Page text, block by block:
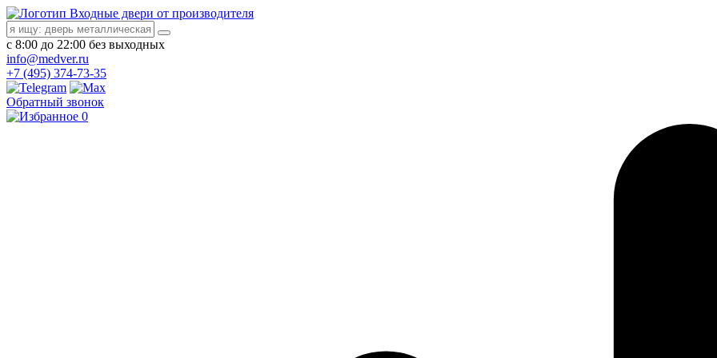
Входные двери от производителя
с 8:00 до 22:00 без выходных
info@medver.ru
+7 (495) 374-73-35
Обратный звонок
0